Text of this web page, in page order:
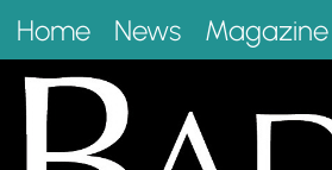
Home News Magazine